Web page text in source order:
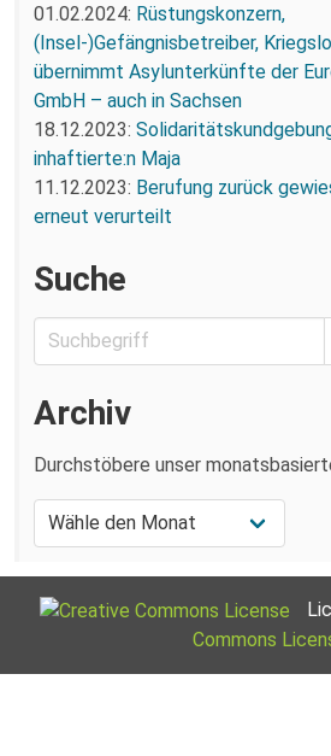
01.02.2024: Rüstungskonzern,
(Insel-)Gefängnisbetreiber,
übernimmt Asylunterkünfte der
GmbH – auch in Sachsen
18.12.2023:
inhaftierte:n Maja
11.12.2023: Berufung zurück
erneut verurteilt
Suche
Archiv
Durchstöbere unser
Commons